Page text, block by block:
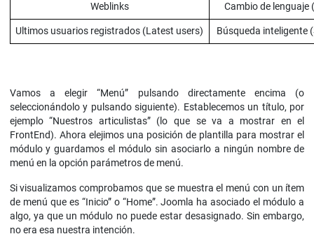
Weblinks Cambio de
Ultimos usuarios registrados (Latest users) Búsqueda inteligente
Vamos a elegir “Menú” pulsando directamente encima (o
seleccionándolo y pulsando siguiente). Establecemos un título, por
ejemplo “Nuestros articulistas” (lo que se va a mostrar en el
FrontEnd). Ahora elejimos una posición de plantilla para mostrar el
módulo y guardamos el módulo sin asociarlo a ningún nombre de
menú en la opción parámetros de menú.
Si visualizamos comprobamos que se muestra el menú con un ítem
de menú que es “Inicio” o “Home”. Joomla ha asociado el módulo a
algo, ya que un módulo no puede estar desasignado. Sin embargo,
no era esa nuestra intención.